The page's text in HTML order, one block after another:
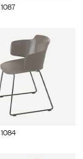
1087
1084